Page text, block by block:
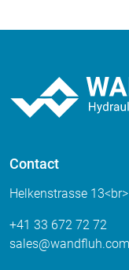
Contact
Helkenstrasse
+41 33 672 72 72
sales
wandfluh com